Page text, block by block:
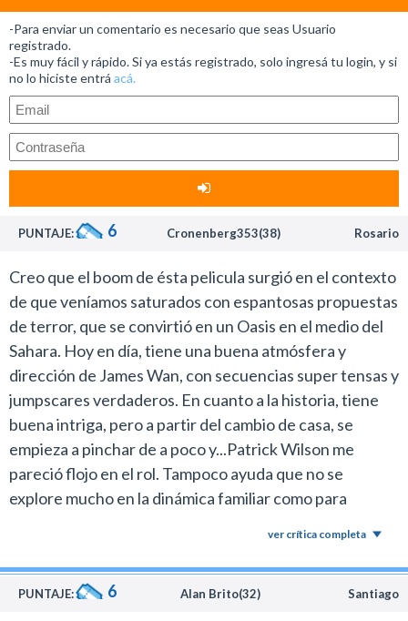
secuencia de créditos iniciales, el cineasta te mete en
el clima de la trama por completo, como si te diera la
bienvenida al cine de terror después de mucho tiempo.
La película combina a la perfección las historias de
casas embrujadas con posesiones demoníacas a través
de una propuesta que sobresale por las atmósferas
aterradoras que creó el director con su narración.
El guión no es una obra maestra, pero esta propuesta
la manera en que te cuentan el relato.
en el cine, pero La noche del demonio sobresale por el
ingenio con el que cautiva al espectador en el film a
través de una trama clásica que logra asustarte en
serio.
Lo que hizo este muchacho con un presupuesto de
apenas 800 mil dólares es soberbio.
En este caso volvió a trabajar con el guionista y actor
Leigh Warnell, con quien creó El juego del miedo, para
ofrecer un trabajo diferente.
La noche del demonio no es una película sangrienta y
ultraviolenta. El que espere ver un film descerebrado a
collector) o Escupiré sobre tu tumba, glorificados por
-Para enviar un comentario es necesario que seas Usuario
registrado.
-Es muy fácil y rápido. Si ya estás registrado, solo ingresá tu login, y si
no lo hiciste entrá acá.
PUNTAJE: 6 Cronenberg353(38) Rosario
Creo que el boom de ésta pelicula surgió en el contexto
de que veníamos saturados con espantosas propuestas
de terror, que se convirtió en un Oasis en el medio del
Sahara. Hoy en día, tiene una buena atmósfera y
dirección de James Wan, con secuencias super tensas y
jumpscares verdaderos. En cuanto a la historia, tiene
buena intriga, pero a partir del cambio de casa, se
empieza a pinchar de a poco y...Patrick Wilson me
pareció flojo en el rol. Tampoco ayuda que no se
explore mucho en la dinámica familiar como para
ver crítica completa
PUNTAJE: 6 Alan Brito(32) Santiago